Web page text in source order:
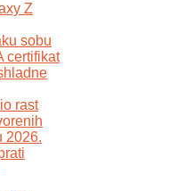
Z
sobu
certifikat
rast
2026.